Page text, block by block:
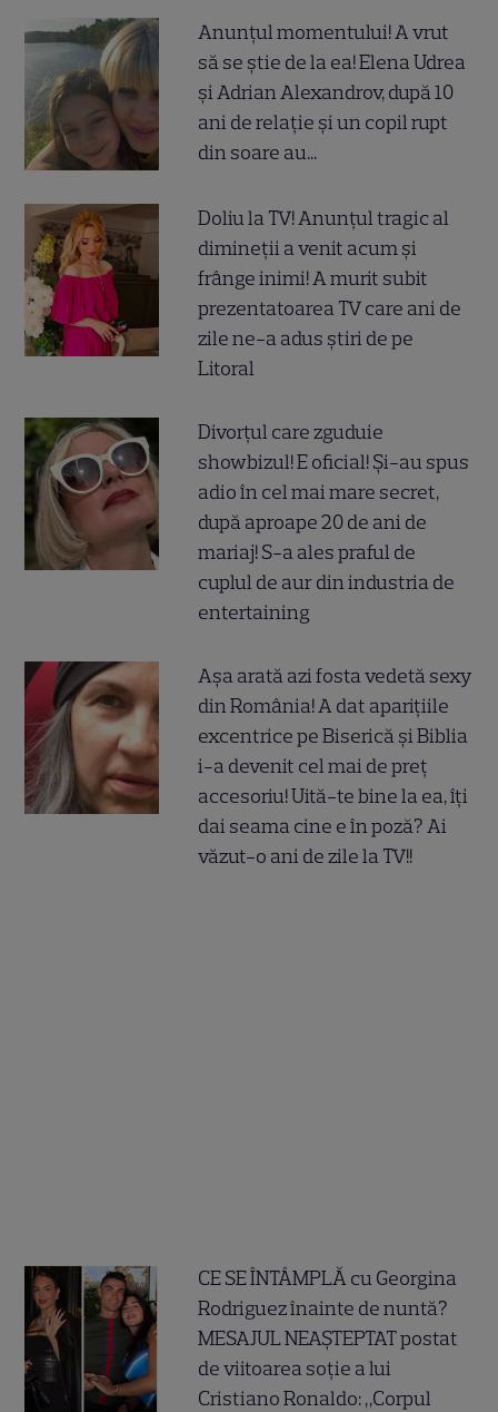
Anunțul momentului! A vrut
să se știe de la ea! Elena Udrea
și Adrian Alexandrov, după 10
ani de relație și un copil rupt
din soare au...
Doliu la TV! Anunțul tragic al
dimineții a venit acum și
frânge inimi! A murit subit
prezentatoarea TV care ani de
zile ne-a adus știri de pe
Litoral
Divorțul care zguduie
showbizul! E oficial! Și-au spus
adio în cel mai mare secret,
după aproape 20 de ani de
mariaj! S-a ales praful de
cuplul de aur din industria de
entertaining
Așa arată azi fosta vedetă sexy
din România! A dat aparițiile
excentrice pe Biserică și Biblia
i-a devenit cel mai de preț
accesoriu! Uită-te bine la ea, îți
dai seama cine e în poză? Ai
văzut-o ani de zile la TV!!
CE SE ÎNTÂMPLĂ cu Georgina
Rodriguez înainte de nuntă?
MESAJUL NEAȘTEPTAT postat
de viitoarea soție a lui
Cristiano Ronaldo: „Corpul